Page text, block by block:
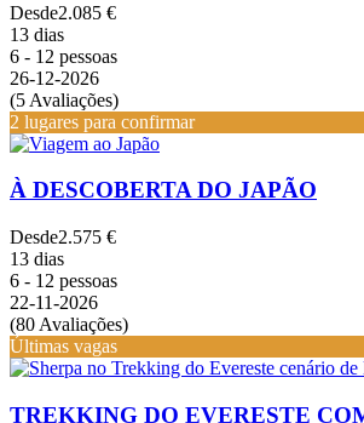
Desde2.085 €
13 dias
6 - 12 pessoas
26-12-2026
(5 Avaliações)
2 lugares para confirmar
À DESCOBERTA DO JAPÃO
Desde2.575 €
13 dias
6 - 12 pessoas
22-11-2026
(80 Avaliações)
Últimas vagas
TREKKING DO EVERESTE